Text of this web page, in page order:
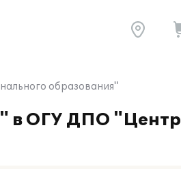
образования"
в ОГУ ДПО "Центр